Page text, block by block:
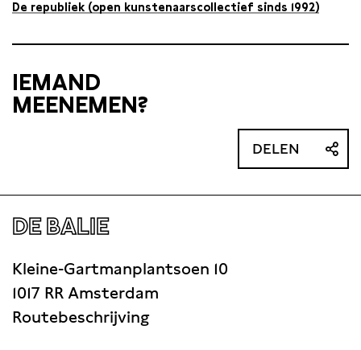
De republiek (open kunstenaarscollectief sinds 1992)
IEMAND
MEENEMEN?
DELEN
DE BALIE
Kleine-Gartmanplantsoen 10
1017 RR Amsterdam
Routebeschrijving